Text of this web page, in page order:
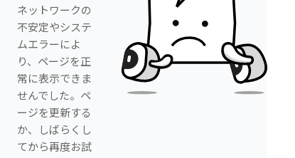
ネットワークの
不安定やシステ
ムエラーによ
り、ページを正
常に表示できま
せんでした。ペ
ージを更新する
か、しばらくし
てから再度お試